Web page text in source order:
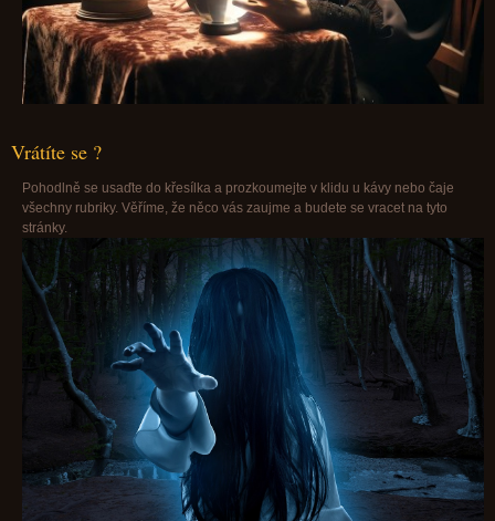
Vrátíte se ?
Pohodlně se usaďte do křesílka a prozkoumejte v klidu u kávy nebo čaje
všechny rubriky. Věříme, že něco vás zaujme a budete se vracet na tyto
stránky.